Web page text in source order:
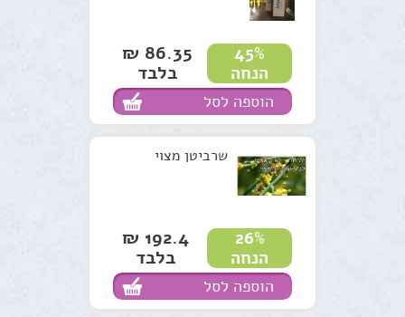
45%
הנחה
86.35 ₪
בלבד
הוספה לסל
שרביטן מצוי
26%
הנחה
192.4 ₪
בלבד
הוספה לסל